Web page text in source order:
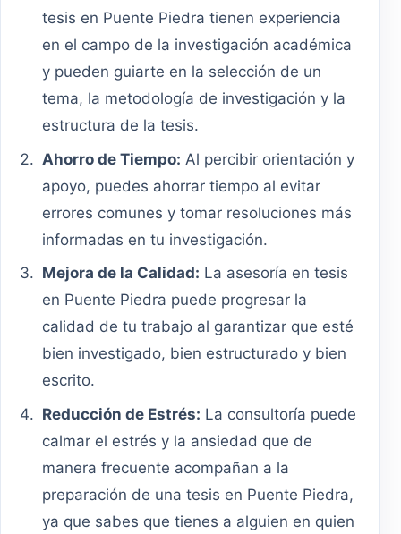
tesis en Puente Piedra tienen experiencia
en el campo de la investigación académica
y pueden guiarte en la selección de un
tema, la metodología de investigación y la
estructura de la tesis.
Ahorro de Tiempo: Al percibir orientación y
apoyo, puedes ahorrar tiempo al evitar
errores comunes y tomar resoluciones más
informadas en tu investigación.
Mejora de la Calidad: La asesoría en tesis
en Puente Piedra puede progresar la
calidad de tu trabajo al garantizar que esté
bien investigado, bien estructurado y bien
escrito.
Reducción de Estrés: La consultoría puede
calmar el estrés y la ansiedad que de
manera frecuente acompañan a la
preparación de una tesis en Puente Piedra,
ya que sabes que tienes a alguien en quien